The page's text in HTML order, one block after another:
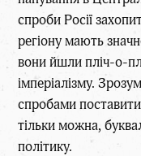
спроби Росії
регіону мають
вони йшли пліч-о-
імперіалізму.
спробами поставити
тільки можна,
політику.